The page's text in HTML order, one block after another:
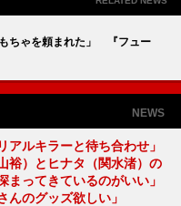
ちゃを頼まれた」 『フュー
NEWS
アルキラーと待ち合わせ」
裕）とヒナタ（関水渚）の
まってきているのがいい」
んのグッズ欲しい」